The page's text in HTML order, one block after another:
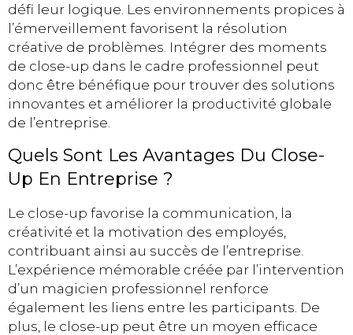
défi leur logique. Les environnements propices à
l’émerveillement favorisent la résolution
créative de problèmes. Intégrer des moments
de close-up dans le cadre professionnel peut
donc être bénéfique pour trouver des solutions
innovantes et améliorer la productivité globale
de l’entreprise.
Quels Sont Les Avantages Du Close-
Up En Entreprise ?
Le close-up favorise la communication, la
créativité et la motivation des employés,
contribuant ainsi au succès de l’entreprise.
L’expérience mémorable créée par l’intervention
d’un magicien professionnel renforce
également les liens entre les participants. De
plus, le close-up peut être un moyen efficace